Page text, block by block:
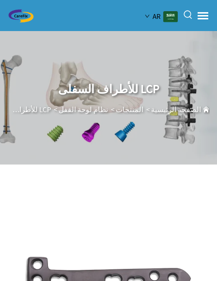
AR
LCP للأطراف السفلى
الصفحة الرئيسية >المنتجات>نظام لوحة القفل>LCP للأطراف السفلى